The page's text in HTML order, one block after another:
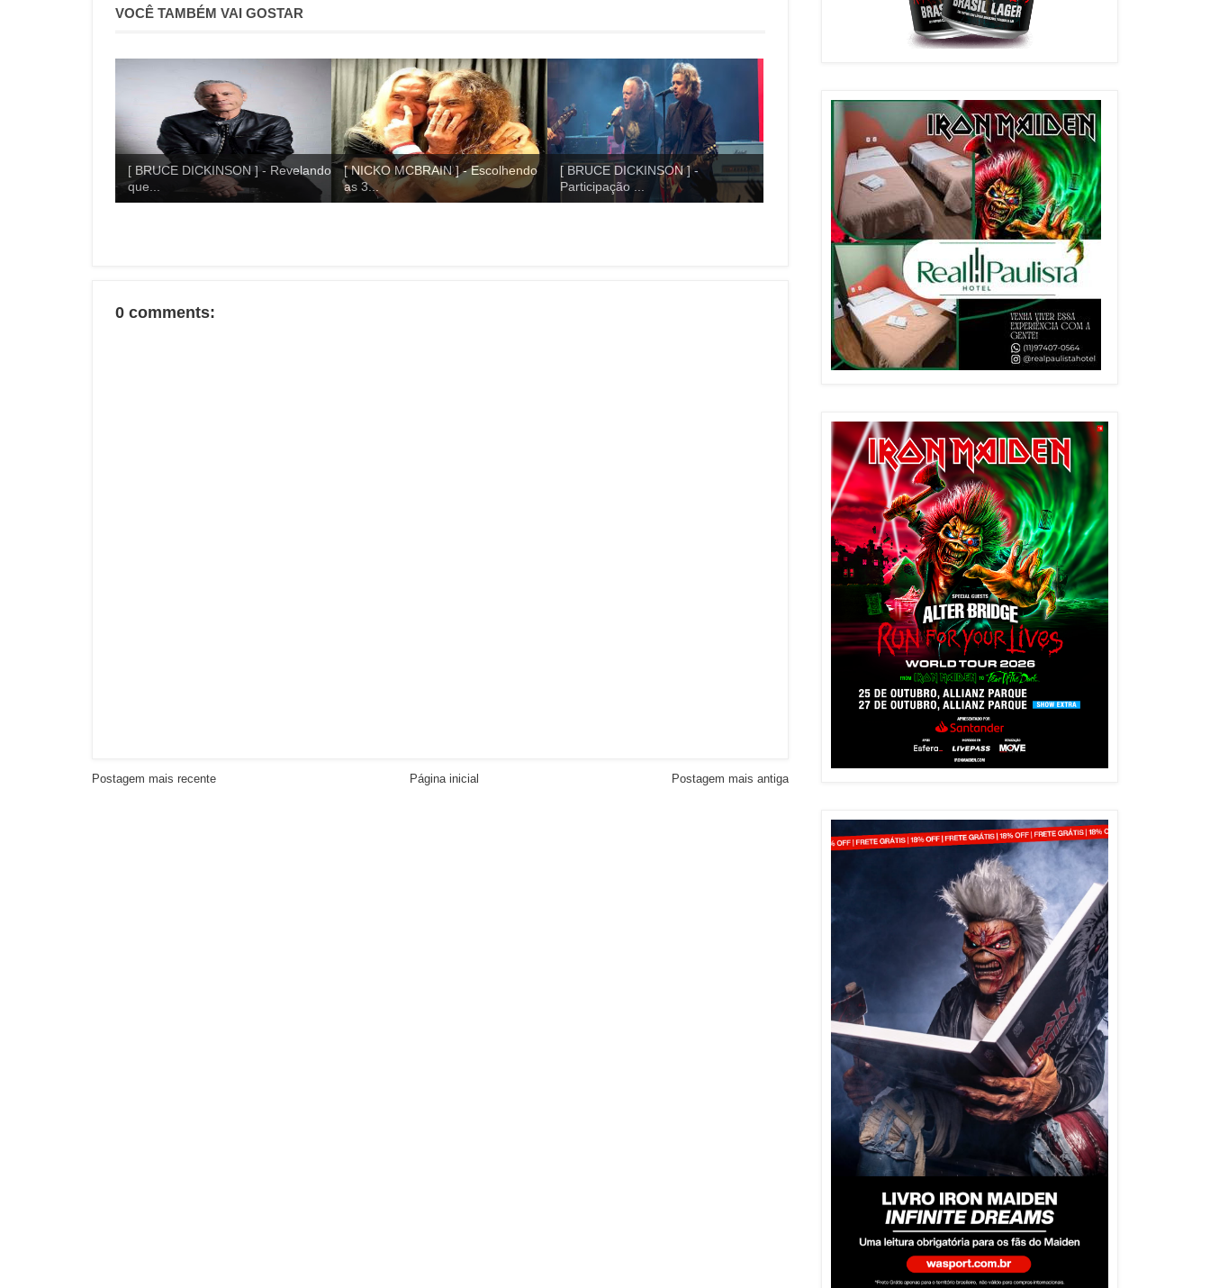
VOCÊ TAMBÉM VAI GOSTAR
[ BRUCE DICKINSON ] - Revelando
que...
[ NICKO MCBRAIN ] - Escolhendo
as 3...
[ BRUCE DICKINSON ] -
Participação ...
0 comments:
Postagem mais recente Postagem mais antiga
Página inicial